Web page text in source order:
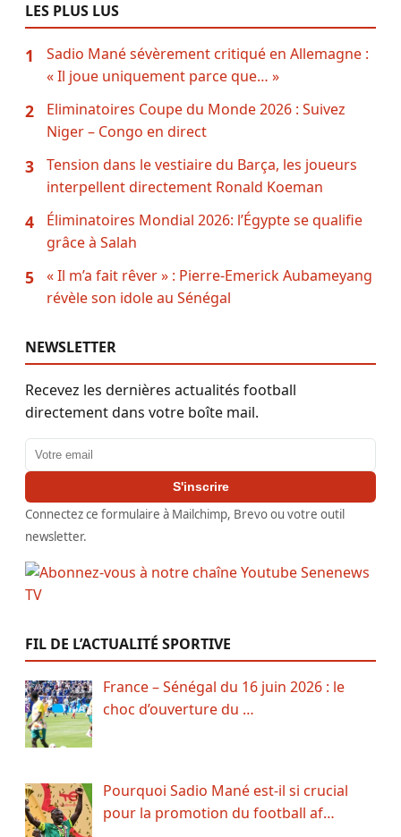
LES PLUS LUS
1
Sadio Mané sévèrement critiqué en Allemagne :
« Il joue uniquement parce que… »
2
Eliminatoires Coupe du Monde 2026 : Suivez
Niger – Congo en direct
3
Tension dans le vestiaire du Barça, les joueurs
interpellent directement Ronald Koeman
4
Éliminatoires Mondial 2026: l’Égypte se qualifie
grâce à Salah
5
« Il m’a fait rêver » : Pierre-Emerick Aubameyang
révèle son idole au Sénégal
NEWSLETTER
Recevez les dernières actualités football
directement dans votre boîte mail.
Adresse email
S'inscrire
Connectez ce formulaire à Mailchimp, Brevo ou votre outil
newsletter.
FIL DE L’ACTUALITÉ SPORTIVE
France – Sénégal du 16 juin 2026 : le
choc d’ouverture du …
Pourquoi Sadio Mané est-il si crucial
pour la promotion du football af…